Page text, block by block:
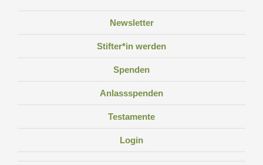
Newsletter
Stifter*in werden
Spenden
Anlassspenden
Testamente
Login